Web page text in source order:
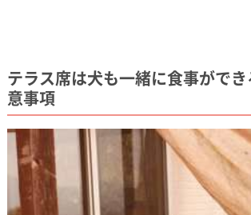
テラス席は犬も一緒に食事がで
意事項